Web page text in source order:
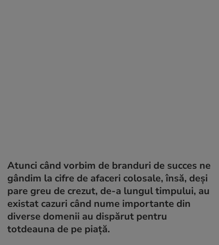
Atunci când vorbim de branduri de succes ne
gândim la cifre de afaceri colosale, însă, deși
pare greu de crezut, de-a lungul timpului, au
existat cazuri când nume importante din
diverse domenii au dispărut pentru
totdeauna de pe piață.